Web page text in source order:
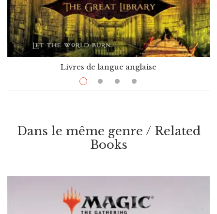
Livres de langue anglaise
$16.00
Dans le même genre / Related
Books